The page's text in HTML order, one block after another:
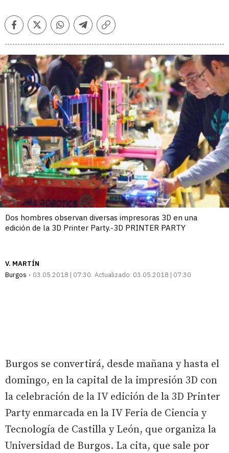
FacebookTwitterWhatsappTelegramCopiar
Dos hombres observan diversas impresoras 3D en una
edición de la 3D Printer Party.-3D PRINTER PARTY
V. MARTÍN
Burgos
03.05.2018 | 07:30 Actualizado: 03.05.2018 | 07:30
Burgos se convertirá, desde mañana y hasta el
domingo, en la capital de la impresión 3D con
la celebración de la IV edición de la 3D Printer
Party enmarcada en la IV Feria de Ciencia y
Tecnología de Castilla y León, que organiza la
Universidad de Burgos. La cita, que sale por